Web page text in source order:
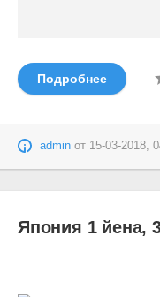
Подробнее
admin от 15-03-2018,
Япония 1 йена,